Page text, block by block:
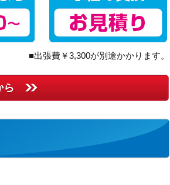
■出張費￥3,300が別途かかります。